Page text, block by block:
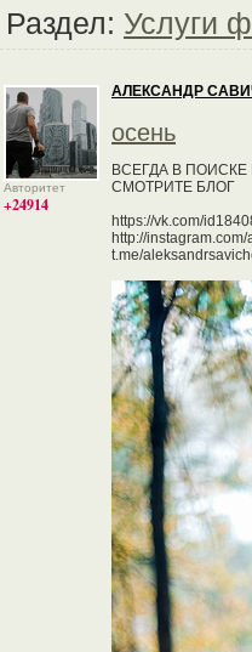
Раздел: Услуги
Авторитет
+24914
АЛЕКСАНДР
осень
ВСЕГДА В
СМОТРИТЕ БЛОГ
https://vk.com/
http://
t.me/